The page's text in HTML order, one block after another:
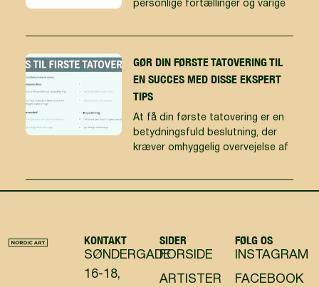
personlige fortællinger og varige
GØR DIN FØRSTE TATOVERING TIL
EN SUCCES MED DISSE EKSPERT
TIPS
At få din første tatovering er en
betydningsfuld beslutning, der
kræver omhyggelig overvejelse af
KONTAKT
SØNDERGADE
16-18,
SIDER
FORSIDE
ARTISTER
FØLG OS
INSTAGRAM
FACEBOOK